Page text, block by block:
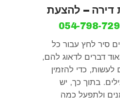
דירה – להצעת
054-798-
סיר לחץ עבור כל
דברים לדאוג להם,
לעשות, כדי להזמין
. בתוך כך, יש
ולתפעל כמה